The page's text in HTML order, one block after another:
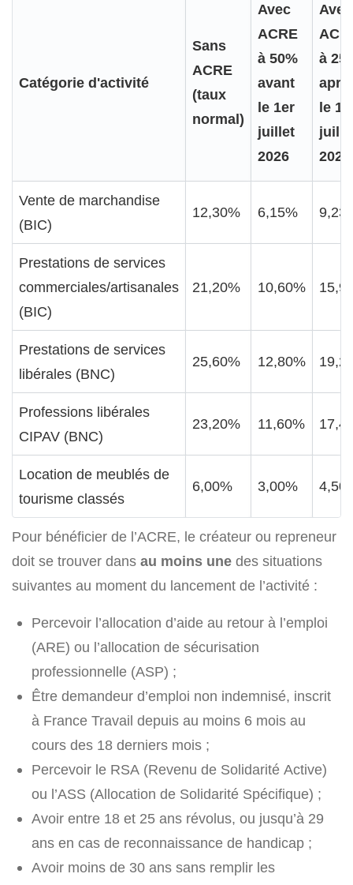
Catégorie d'activité
Sans
ACRE
(taux
normal)
Avec
ACRE
à 50%
avant
le 1er
juillet
2026
Avec
à
le
2026
Vente de marchandise
(BIC)
12,30% 6,15%
Prestations de services
commerciales/artisanales
(BIC)
21,20% 10,60%
Prestations de services
libérales (BNC)
25,60% 12,80%
Professions libérales
CIPAV (BNC)
23,20% 11,60%
Location de meublés de
tourisme classés
6,00% 3,00%
Pour bénéficier de l’ACRE, le créateur ou repreneur
doit se trouver dans au moins une des situations
suivantes au moment du lancement de l’activité :
Percevoir l’allocation d’aide au retour à l’emploi
(ARE) ou l’allocation de sécurisation
professionnelle (ASP) ;
Être demandeur d’emploi non indemnisé, inscrit
à France Travail depuis au moins 6 mois au
cours des 18 derniers mois ;
Percevoir le RSA (Revenu de Solidarité Active)
ou l’ASS (Allocation de Solidarité Spécifique) ;
Avoir entre 18 et 25 ans révolus, ou jusqu’à 29
ans en cas de reconnaissance de handicap ;
Avoir moins de 30 ans sans remplir les